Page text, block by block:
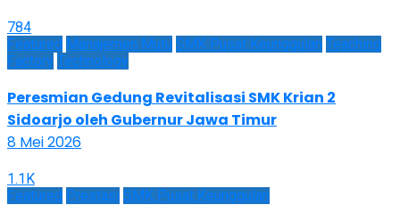
784
Featured Manajemen Mutu SMK Pusat Keunggulan Teaching
Factory Technology
Peresmian Gedung Revitalisasi SMK Krian 2
Sidoarjo oleh Gubernur Jawa Timur
8 Mei 2026
1.1K
Featured Prestasi SMK Pusat Keunggulan